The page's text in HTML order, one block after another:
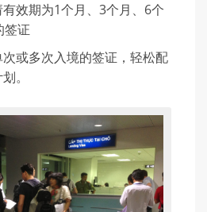
效期为1个月、3个月、6个
签证
或多次入境的签证，轻松配
。